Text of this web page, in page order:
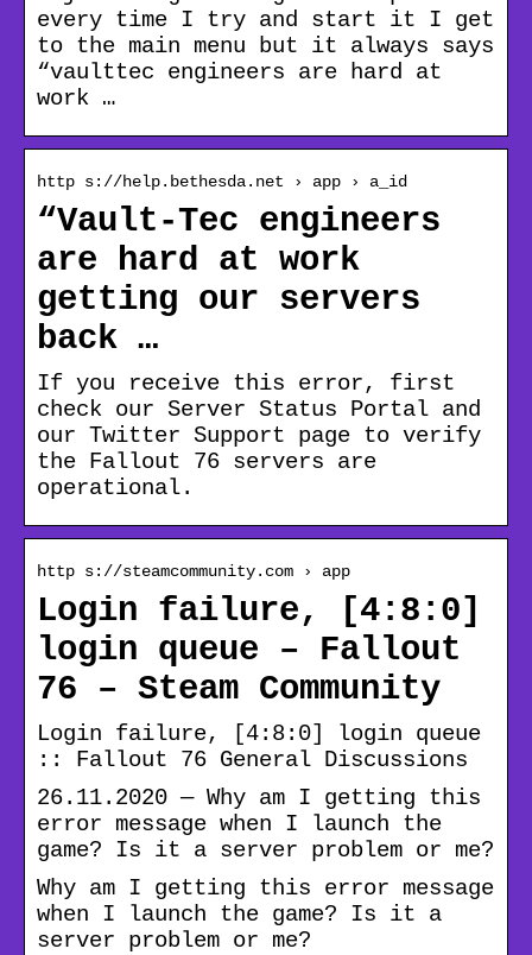
every time I try and start it I get
to the main menu but it always says
“vaulttec engineers are hard at
work …
http s://help.bethesda.net › app › a_id
“Vault-Tec engineers
are hard at work
getting our servers
back …
If you receive this error, first
check our Server Status Portal and
our Twitter Support page to verify
the Fallout 76 servers are
operational.
http s://steamcommunity.com › app
Login failure, [4:8:0]
login queue – Fallout
76 – Steam Community
Login failure, [4:8:0] login queue
:: Fallout 76 General Discussions
26.11.2020 — Why am I getting this
error message when I launch the
game? Is it a server problem or me?
Why am I getting this error message
when I launch the game? Is it a
server problem or me?